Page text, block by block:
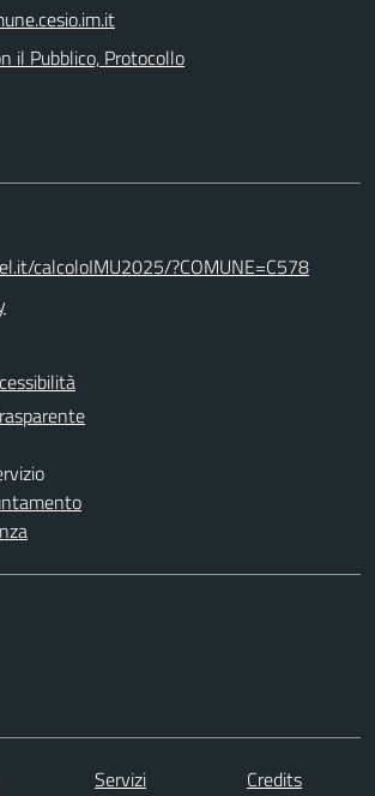
il Pubblico, Protocollo
calcoloIMU2025/?COMUNE=C578
Servizi
Credits